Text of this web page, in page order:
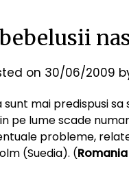
on 30/06/2009
mai predispusi
pe lume scade
probleme,
(Suedia). (